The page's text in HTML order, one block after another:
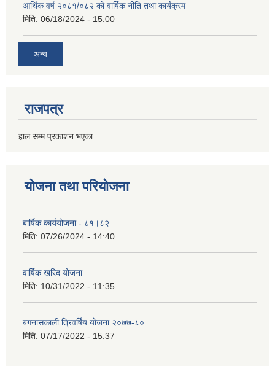
आर्थिक वर्ष २०८१/०८२ काे वार्षिक नीति तथा कार्यक्रम
मिति: 06/18/2024 - 15:00
अन्य
राजपत्र
हाल सम्म प्रकाशन भएका
योजना तथा परियोजना
बार्षिक कार्ययोजना - ८१।८२
मिति: 07/26/2024 - 14:40
वार्षिक खरिद योजना
मिति: 10/31/2022 - 11:35
बगनासकाली त्रिवर्षिय याेजना २०७७-८०
मिति: 07/17/2022 - 15:37